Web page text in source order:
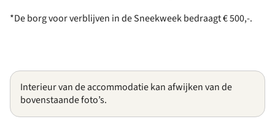
*De borg voor verblijven in de Sneekweek bedraagt € 500,-.
Interieur van de accommodatie kan afwijken van de
bovenstaande foto’s.